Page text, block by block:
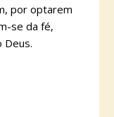
por optarem
se da fé,
Deus.